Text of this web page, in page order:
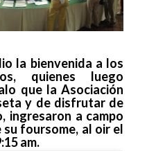
la bienvenida a los
quienes luego
que la Asociación
y de disfrutar de
ingresaron a campo
su foursome, al oir el
am.